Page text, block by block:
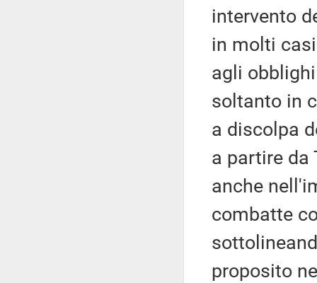
intervento
in molti
agli
soltanto in
a discolpa
a partire da
anche
combatte
proposito